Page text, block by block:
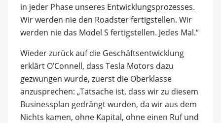
in jeder Phase unseres Entwicklungsprozesses.
Wir werden nie den Roadster fertigstellen. Wir
werden nie das Model S fertigstellen. Jedes Mal.“
Wieder zurück auf die Geschäftsentwicklung
erklärt O’Connell, dass Tesla Motors dazu
gezwungen wurde, zuerst die Oberklasse
anzusprechen: „Tatsache ist, dass wir zu diesem
Businessplan gedrängt wurden, da wir aus dem
Nichts kamen, ohne Kapital, ohne einen Ruf und